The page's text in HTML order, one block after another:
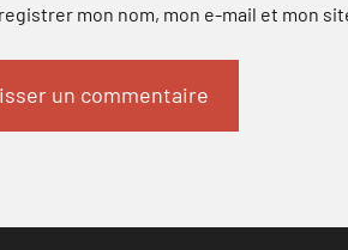
mon nom, mon e-mail et mon